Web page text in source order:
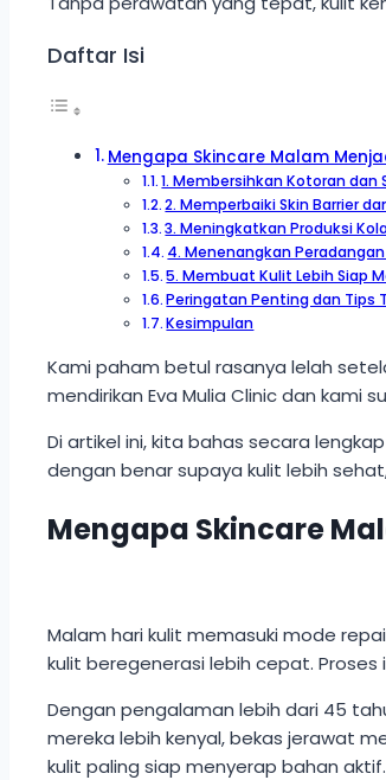
Daftar Isi
Mengapa Skincare Malam
1. Membersihkan Kotoran dan
2. Memperbaiki Skin Barrier
3. Meningkatkan Produksi
4. Menenangkan
5. Membuat Kulit Lebih Siap
Peringatan Penting dan Tips
Kesimpulan
Kami paham betul rasanya lelah
mendirikan Eva Mulia Clinic dan kami
Di artikel ini, kita bahas secara lengkap
dengan benar supaya kulit lebih
Mengapa Skincare
Malam hari kulit memasuki mode
kulit beregenerasi lebih cepat.
Dengan pengalaman lebih dari 45
mereka lebih kenyal, bekas jerawat
kulit paling siap menyerap bahan aktif.